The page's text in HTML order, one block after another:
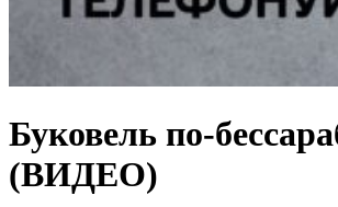
Буковель по-
(ВИДЕО)